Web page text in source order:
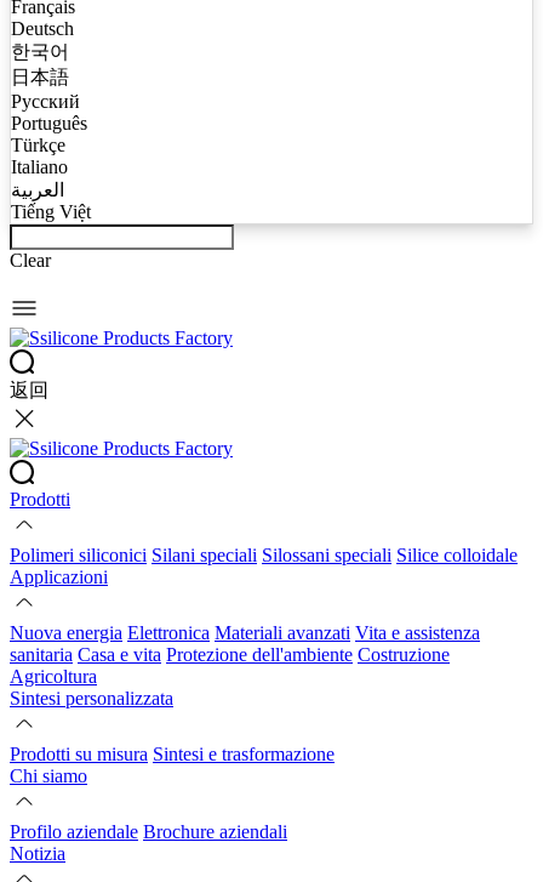
Français
Deutsch
한국어
日本語
Русский
Português
Türkçe
Italiano
العربية
Tiếng Việt
Clear
返回
Prodotti
Polimeri siliconici Silani speciali Silossani speciali Silice colloidale
Applicazioni
Nuova energia Elettronica Materiali avanzati Vita e assistenza
sanitaria Casa e vita Protezione dell'ambiente Costruzione
Agricoltura
Sintesi personalizzata
Prodotti su misura Sintesi e trasformazione
Chi siamo
Profilo aziendale Brochure aziendali
Notizia